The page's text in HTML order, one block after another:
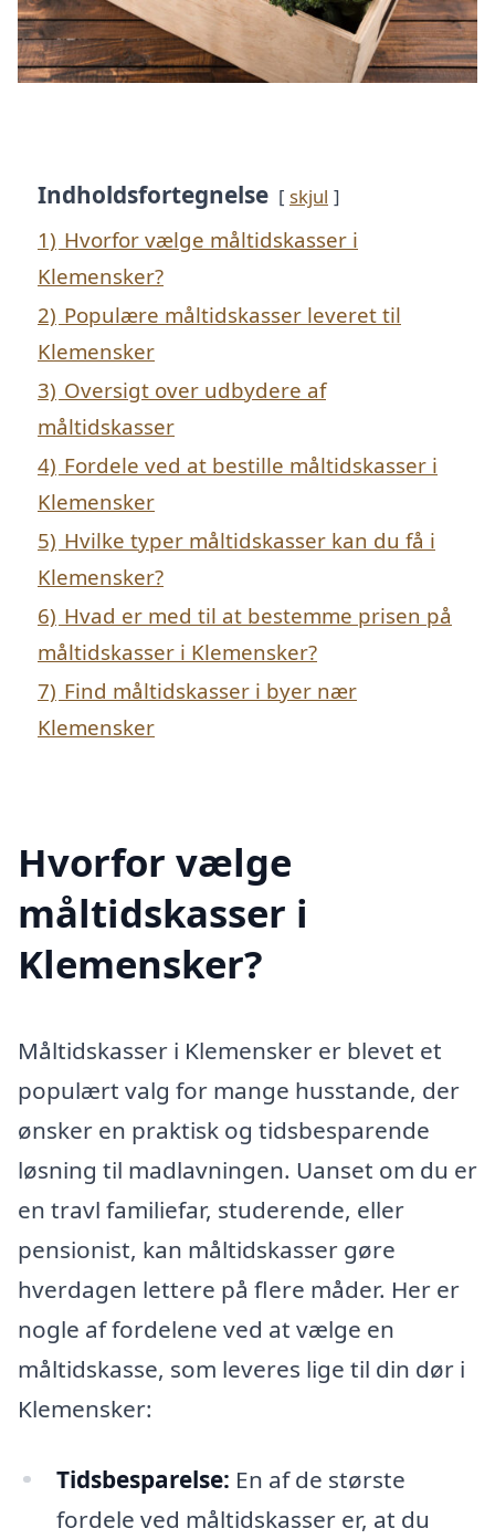
Indholdsfortegnelse skjul
1) Hvorfor vælge måltidskasser i
Klemensker?
2) Populære måltidskasser leveret til
Klemensker
3) Oversigt over udbydere af
måltidskasser
4) Fordele ved at bestille måltidskasser i
Klemensker
5) Hvilke typer måltidskasser kan du få i
Klemensker?
6) Hvad er med til at bestemme prisen på
måltidskasser i Klemensker?
7) Find måltidskasser i byer nær
Klemensker
Hvorfor vælge
måltidskasser i
Klemensker?
Måltidskasser i Klemensker er blevet et
populært valg for mange husstande, der
ønsker en praktisk og tidsbesparende
løsning til madlavningen. Uanset om du er
en travl familiefar, studerende, eller
pensionist, kan måltidskasser gøre
hverdagen lettere på flere måder. Her er
nogle af fordelene ved at vælge en
måltidskasse, som leveres lige til din dør i
Klemensker:
Tidsbesparelse: En af de største
fordele ved måltidskasser er, at du